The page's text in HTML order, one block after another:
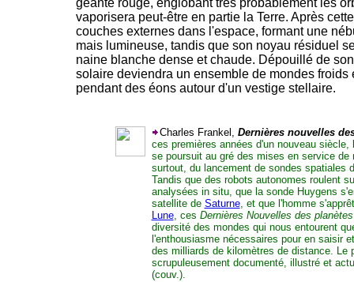
géante rouge, englobant très probablement les
vaporisera peut-être en partie la Terre. Après
couches externes dans l'espace, formant une
mais lumineuse, tandis que son noyau résiduel
naine blanche dense et chaude. Dépouillé de
solaire deviendra un ensemble de mondes froids
pendant des éons autour d'un vestige stellaire.
Charles Frankel, Dernières nouvelles
ces premières années d'un nouveau
se poursuit au gré des mises en service de
surtout, du lancement de sondes spatiales
Tandis que des robots autonomes roulent
analysées in situ, que la sonde Huygens
satellite de Saturne, et que l'homme
Lune, ces Dernières Nouvelles des planètes
diversité des mondes qui nous entourent
l'enthousiasme nécessaires pour en saisir
des milliards de kilomètres de distance. Le
scrupuleusement documenté, illustré et
(couv.).